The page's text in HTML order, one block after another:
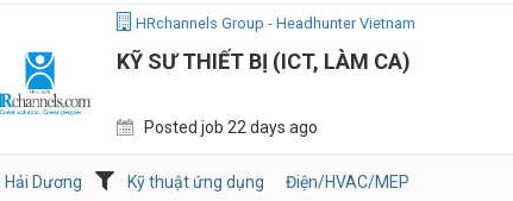
HRchannels Group - Headhunter Vietnam
KỸ SƯ THIẾT BỊ (ICT, LÀM CA)
Posted job 22 days ago
Hải Dương Kỹ thuật ứng dụng Điện/HVAC/MEP